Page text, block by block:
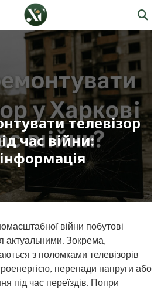
телевізор
час війни:
війни побутові
актуальними. Зокрема,
з поломками телевізорів
перепади напруги або
під час переїздів. Попри